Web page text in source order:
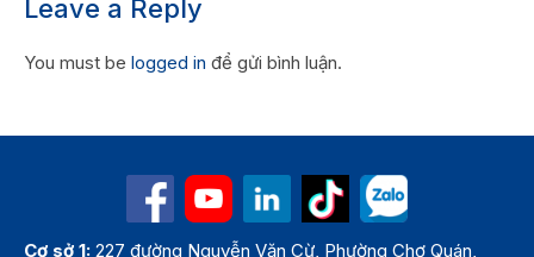
Leave a Reply
You must be logged in để gửi bình luận.
Cơ sở 1: 227 đường Nguyễn Văn Cừ, Phường Chợ Quán,